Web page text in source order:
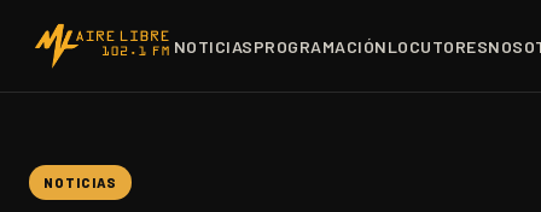
NOTICIASPROGRAMACIÓNLOCUTORES
NOTICIAS